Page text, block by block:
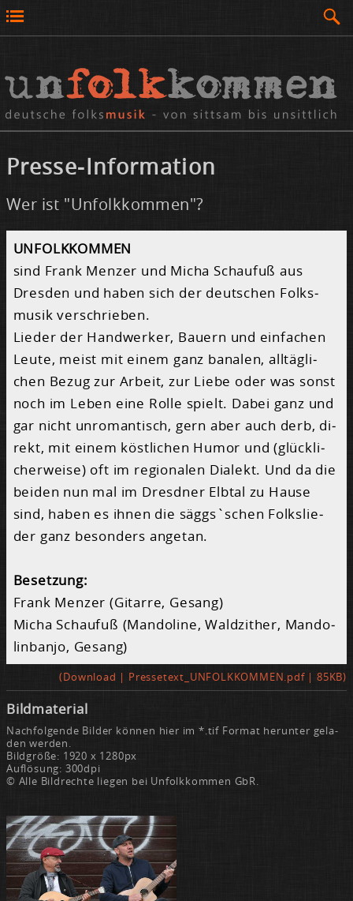
Pres­se-In­for­ma­ti­on
Wer ist "Unfolkkommen"?
UN­FOLK­KOM­MEN
sind Frank Men­zer und Mi­cha Schau­fuß aus
Dres­den und ha­ben sich der deut­schen Folk­s­
mu­sik ver­schrie­ben.
Lie­der der Hand­wer­ker, Bau­ern und ein­fa­chen
Leu­te, meist mit ei­nem ganz ba­na­len, all­täg­li­
chen Be­zug zur Ar­beit, zur Lie­be oder was sonst
noch im Le­ben ei­ne Rol­le spielt. Da­bei ganz und
gar nicht un­ro­man­tisch, gern aber auch derb, di­
rekt, mit ei­nem köst­li­chen Hu­mor und (glück­li­
cher­wei­se) oft im re­gio­na­len Dia­lekt. Und da die
bei­den nun mal im Dresd­ner Elb­tal zu Hau­se
sind, ha­ben es ih­nen die säggs`schen Folk­s­lie­
der ganz be­son­ders an­ge­tan.
Be­set­zung:
Frank Men­zer (Gi­tar­re, Ge­sang)
Mi­cha Schau­fuß (Man­do­li­ne, Wald­zi­ther, Man­do­
lin­ban­jo, Ge­sang)
(Down­load | Pres­se­tex­t_UN­FOLK­KOM­MEN.pdf | 85KB)
Bild­ma­te­ri­al
Nach­fol­gen­de Bil­der kön­nen hier im *.tif For­mat her­un­ter ge­la­
den wer­den.
Bild­grö­ße: 1920 x 1280px
Auf­lö­sung: 300d­pi
© Al­le Bild­rech­te lie­gen bei Un­folk­kom­men GbR.